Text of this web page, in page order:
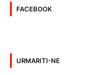
FACEBOOK
URMARITI-NE